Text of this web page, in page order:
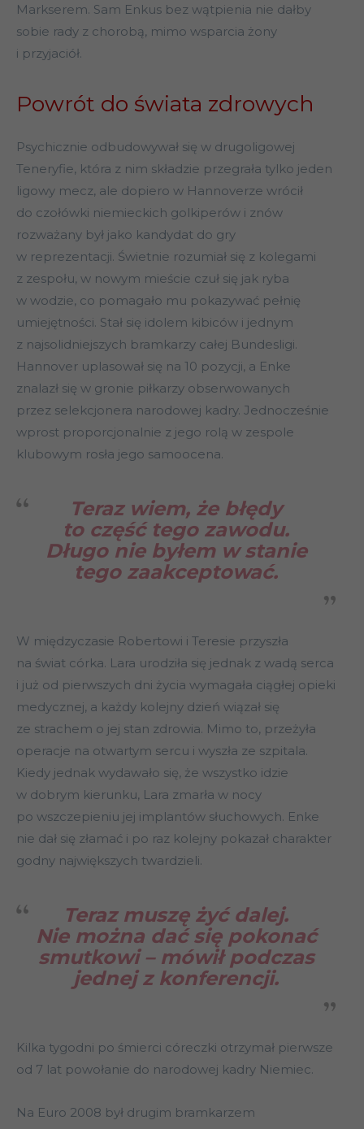
Markserem. Sam Enkus bez wątpienia nie dałby
sobie rady z chorobą, mimo wsparcia żony
i przyjaciół.
Powrót do świata zdrowych
Psychicznie odbudowywał się w drugoligowej
Teneryfie, która z nim składzie przegrała tylko jeden
ligowy mecz, ale dopiero w Hannoverze wrócił
do czołówki niemieckich golkiperów i znów
rozważany był jako kandydat do gry
w reprezentacji. Świetnie rozumiał się z kolegami
z zespołu, w nowym mieście czuł się jak ryba
w wodzie, co pomagało mu pokazywać pełnię
umiejętności. Stał się idolem kibiców i jednym
z najsolidniejszych bramkarzy całej Bundesligi.
Hannover uplasował się na 10 pozycji, a Enke
znalazł się w gronie piłkarzy obserwowanych
przez selekcjonera narodowej kadry. Jednocześnie
wprost proporcjonalnie z jego rolą w zespole
klubowym rosła jego samoocena.
Teraz wiem, że błędy
to część tego zawodu.
Długo nie byłem w stanie
tego zaakceptować.
W międzyczasie Robertowi i Teresie przyszła
na świat córka. Lara urodziła się jednak z wadą serca
i już od pierwszych dni życia wymagała ciągłej opieki
medycznej, a każdy kolejny dzień wiązał się
ze strachem o jej stan zdrowia. Mimo to, przeżyła
operacje na otwartym sercu i wyszła ze szpitala.
Kiedy jednak wydawało się, że wszystko idzie
w dobrym kierunku, Lara zmarła w nocy
po wszczepieniu jej implantów słuchowych. Enke
nie dał się złamać i po raz kolejny pokazał charakter
godny największych twardzieli.
Teraz muszę żyć dalej.
Nie można dać się pokonać
smutkowi – mówił podczas
jednej z konferencji.
Kilka tygodni po śmierci córeczki otrzymał pierwsze
od 7 lat powołanie do narodowej kadry Niemiec.
Na Euro 2008 był drugim bramkarzem